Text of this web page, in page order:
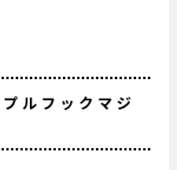
ルフックマジ